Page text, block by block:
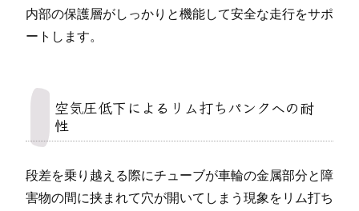
内部の保護層がしっかりと機能して安全な走行をサポ
ートします。
空気圧低下によるリム打ちパンクへの耐
性
段差を乗り越える際にチューブが車輪の金属部分と障
害物の間に挟まれて穴が開いてしまう現象をリム打ち